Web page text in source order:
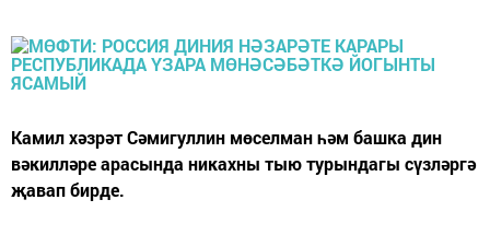
Камил хәзрәт Сәмигуллин мөселман һәм башка дин
вәкилләре арасында никахны тыю турындагы сүзләргә
җавап бирде.